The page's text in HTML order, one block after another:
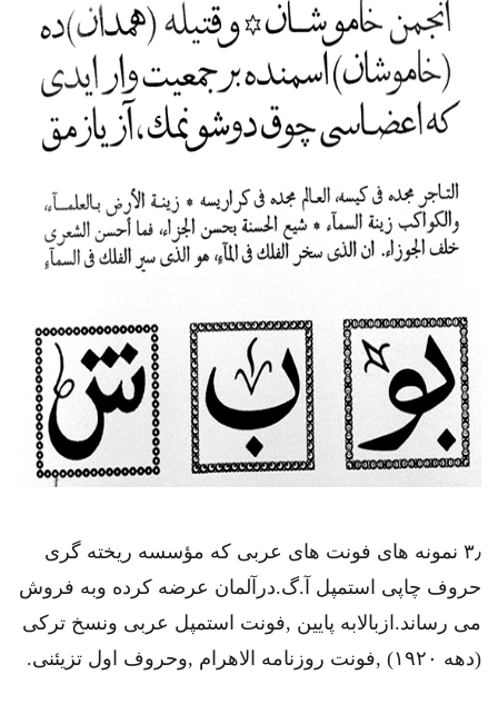
۳٫ نمونه های فونت های عربی که مؤسسه ریخته گری
حروف چاپی استمپل آ.گ.درآلمان عرضه کرده وبه فروش
می رساند.ازبالابه پایین ,فونت استمپل عربی ونسخ ترکی
(دهه ۱۹۲۰) ,فونت روزنامه الاهرام ,وحروف اول تزیئنی.